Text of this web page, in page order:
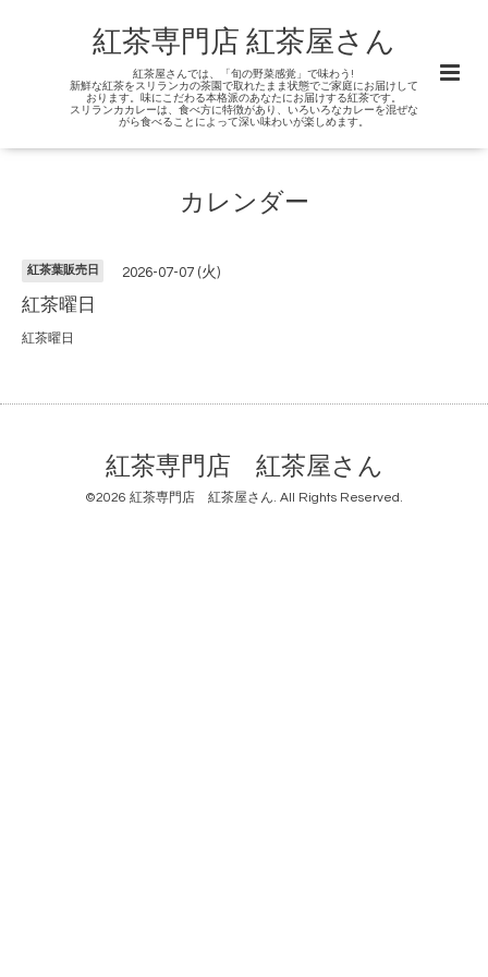
紅茶専門店 紅茶屋さん
紅茶屋さんでは、「旬の野菜感覚」で味わう!
新鮮な紅茶をスリランカの茶園で取れたまま状態でご家庭にお届けして
おります。味にこだわる本格派のあなたにお届けする紅茶です。
スリランカカレーは、食べ方に特徴があり、いろいろなカレーを混ぜな
がら食べることによって深い味わいが楽しめます。
カレンダー
紅茶葉販売日 2026-07-07 (火)
紅茶曜日
紅茶曜日
紅茶専門店 紅茶屋さん
©2026 紅茶専門店 紅茶屋さん. All Rights Reserved.